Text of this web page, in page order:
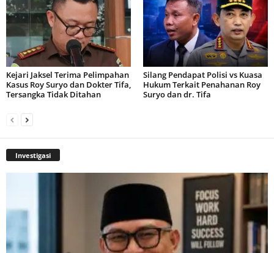
Kejari Jaksel Terima Pelimpahan
Kasus Roy Suryo dan Dokter Tifa,
Tersangka Tidak Ditahan
Silang Pendapat Polisi vs Kuasa
Hukum Terkait Penahanan Roy
Suryo dan dr. Tifa
Investigasi